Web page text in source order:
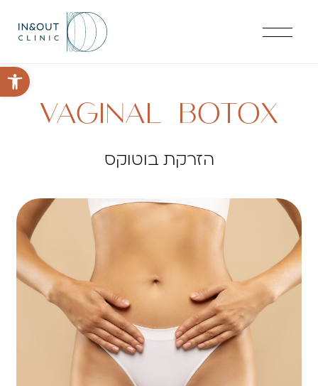
פתח
VAGINAL BOTOX
הזרקת בוטוקס